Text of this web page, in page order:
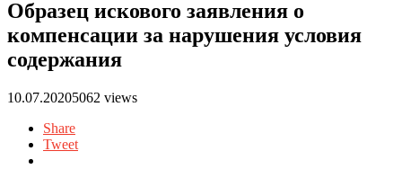
Образец искового заявления о
компенсации за нарушения условия
содержания
10.07.20205062 views
Share
Tweet